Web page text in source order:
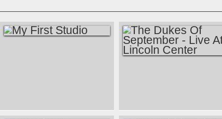
AT LINCOLN